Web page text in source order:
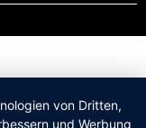
von Dritten,
und Werbung